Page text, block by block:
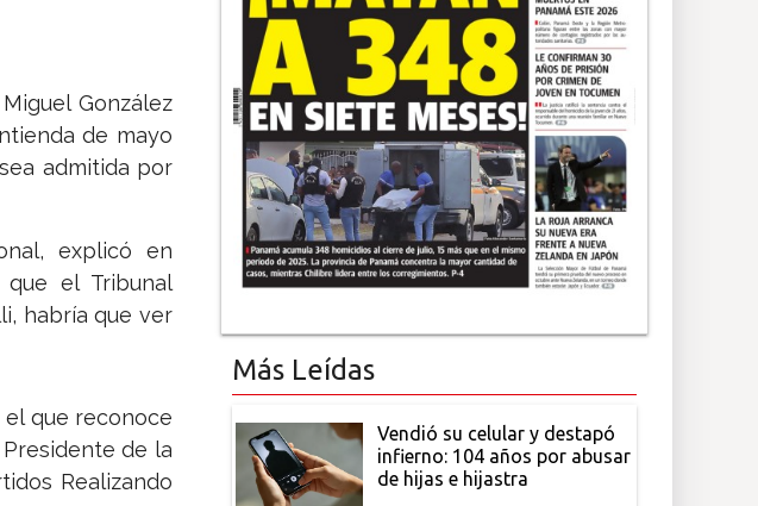
González
de mayo
admitida por
explicó en
el Tribunal
habría que ver
el que reconoce
de la
Realizando
Más Leídas
Vendió su celular y destapó
infierno: 104 años por abusar
de hijas e hijastra